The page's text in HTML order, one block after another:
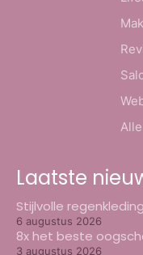
Laatste
Stijlvolle
6 augustus 2026
8x het beste
3 augustus 2026